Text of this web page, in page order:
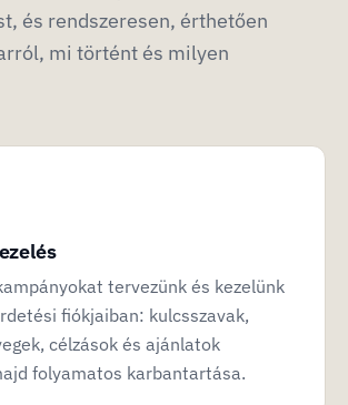
és rendszeresen, érthetően
mi történt és milyen
tervezünk és kezelünk
fiókjaiban: kulcsszavak,
célzások és ajánlatok
folyamatos karbantartása.